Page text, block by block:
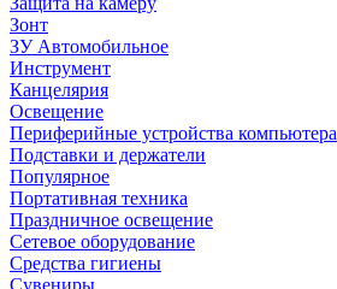
Зонт
ЗУ Автомобильное
Инструмент
Канцелярия
Освещение
Периферийные устройства компьютера
Подставки и держатели
Популярное
Портативная техника
Праздничное освещение
Сетевое оборудование
Средства гигиены
Сувениры